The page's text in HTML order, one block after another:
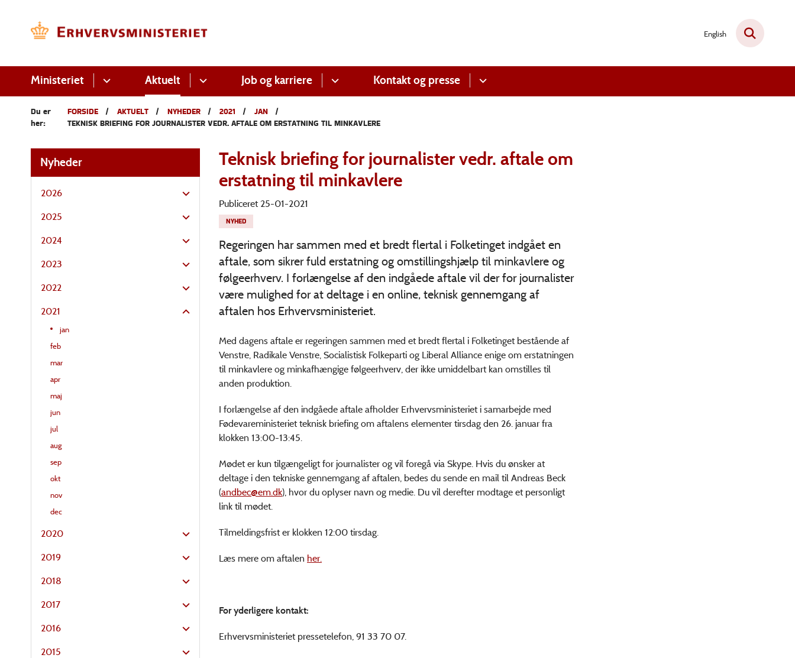
English
Ministeriet Aktuelt Job og karriere Kontakt og presse
Du er
her:
FORSIDE AKTUELT NYHEDER 2021
JAN
TEKNISK BRIEFING FOR JOURNALISTER VEDR. AFTALE OM ERSTATNING TIL MINKAVLERE
Nyheder
2026
2025
2024
2023
2022
2021
jan
feb
mar
apr
maj
jun
jul
aug
sep
okt
nov
dec
2020
2019
2018
2017
2016
2015
Teknisk briefing for journalister vedr. aftale om
erstatning til minkavlere
Publiceret 25-01-2021
NYHED
Regeringen har sammen med et bredt flertal i Folketinget indgået en
aftale, som sikrer fuld erstatning og omstillingshjælp til minkavlere og
følgeerhverv. I forlængelse af den indgåede aftale vil der for journalister
være mulighed for at deltage i en online, teknisk gennemgang af
aftalen hos Erhvervsministeriet.
Med dagens aftale er regeringen sammen med et bredt flertal i Folketinget bestående af
Venstre, Radikale Venstre, Socialistisk Folkeparti og Liberal Alliance enige om erstatningen
til minkavlere og minkafhængige følgeerhverv, der ikke umiddelbart kan omstilles til
anden produktion.
I forlængelse af den indgåede aftale afholder Erhvervsministeriet i samarbejde med
Fødevareministeriet teknisk briefing om aftalens elementer tirsdag den 26. januar fra
klokken 13:00-13:45.
Mødet er kun tilgængeligt for journalister og vil foregå via Skype. Hvis du ønsker at
deltage i den tekniske gennemgang af aftalen, bedes du sende en mail til Andreas Beck
(andbec@em.dk), hvor du oplyser navn og medie. Du vil derefter modtage et personligt
link til mødet.
Tilmeldingsfrist er klokken 12:00 tirsdag.
Læs mere om aftalen her.
For yderligere kontakt:
Erhvervsministeriet pressetelefon, 91 33 70 07.